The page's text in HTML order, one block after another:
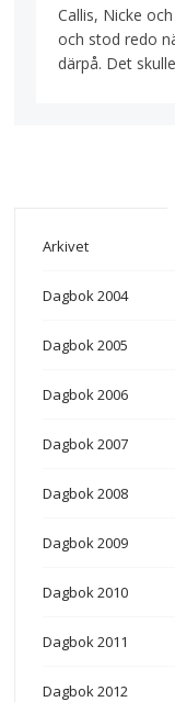
Callis, Nicke
och stod redo
därpå. Det
Arkivet
Dagbok 2004
Dagbok 2005
Dagbok 2006
Dagbok 2007
Dagbok 2008
Dagbok 2009
Dagbok 2010
Dagbok 2011
Dagbok 2012